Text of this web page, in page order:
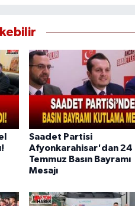
Saadet Partisi
Afyonkarahisar'dan 24
Temmuz Basın Bayramı
Mesajı